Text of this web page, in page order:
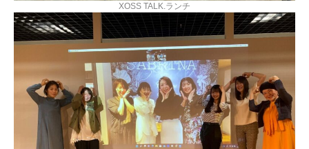
XOSS TALK.ランチ